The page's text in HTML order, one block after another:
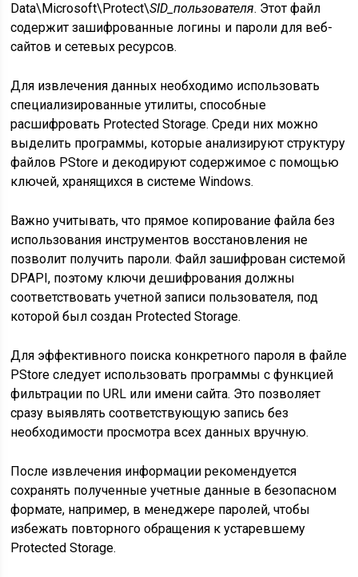
Data\Microsoft\Protect\SID_пользователя. Этот файл
содержит зашифрованные логины и пароли для веб-
сайтов и сетевых ресурсов.
Для извлечения данных необходимо использовать
специализированные утилиты, способные
расшифровать Protected Storage. Среди них можно
выделить программы, которые анализируют структуру
файлов PStore и декодируют содержимое с помощью
ключей, хранящихся в системе Windows.
Важно учитывать, что прямое копирование файла без
использования инструментов восстановления не
позволит получить пароли. Файл зашифрован системой
DPAPI, поэтому ключи дешифрования должны
соответствовать учетной записи пользователя, под
которой был создан Protected Storage.
Для эффективного поиска конкретного пароля в файле
PStore следует использовать программы с функцией
фильтрации по URL или имени сайта. Это позволяет
сразу выявлять соответствующую запись без
необходимости просмотра всех данных вручную.
После извлечения информации рекомендуется
сохранять полученные учетные данные в безопасном
формате, например, в менеджере паролей, чтобы
избежать повторного обращения к устаревшему
Protected Storage.